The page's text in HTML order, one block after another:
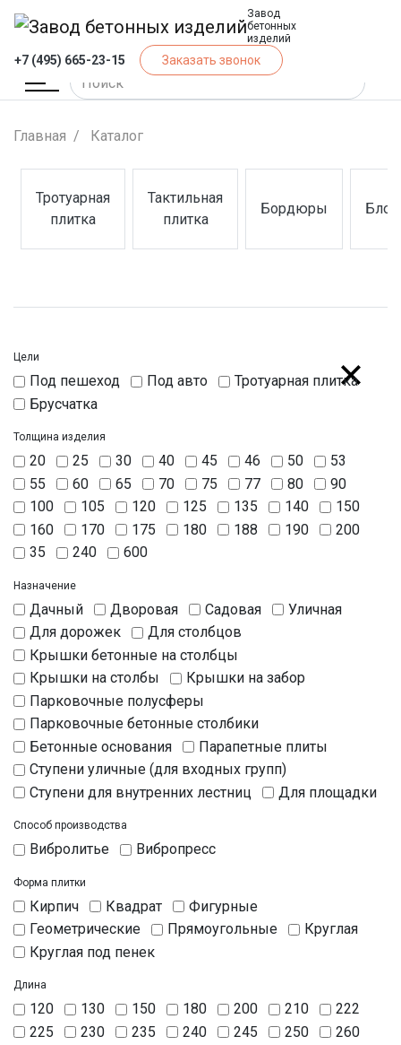
Завод
бетонных
изделий
+7 (495) 665-23-15 Заказать звонок
Главная Каталог
Тротуарная
плитка
(Тротуарная плитка)
Тактильная
плитка
(Тактильная плитка)
Бордюры
(Бордюры)
Цели
Под пешеход Под авто
Тротуарная плитка
Брусчатка
Толщина изделия
20 25 30 40 45 46 50
53
55
60 65 70 75 77 80
90
100
105 120 125 135 140
150
160
170 175 180 188 190
200
35
240 600
Назначение
Дачный Дворовая Садовая
Уличная
Для дорожек
Для столбцов
Крышки бетонные на столбцы
Крышки на столбы
Крышки на забор
Парковочные полусферы
Парковочные бетонные столбики
Бетонные основания
Парапетные плиты
Ступени уличные (для входных групп)
Ступени для внутренних лестниц
Для площадки
Способ производства
Вибролитье Вибропресc
Форма плитки
Кирпич Квадрат
Фигурные
Геометрические
Прямоугольные
Круглая
Круглая под пенек
Длина
120 130 150 180 200 210
222
225
230 235 240 245 250
260